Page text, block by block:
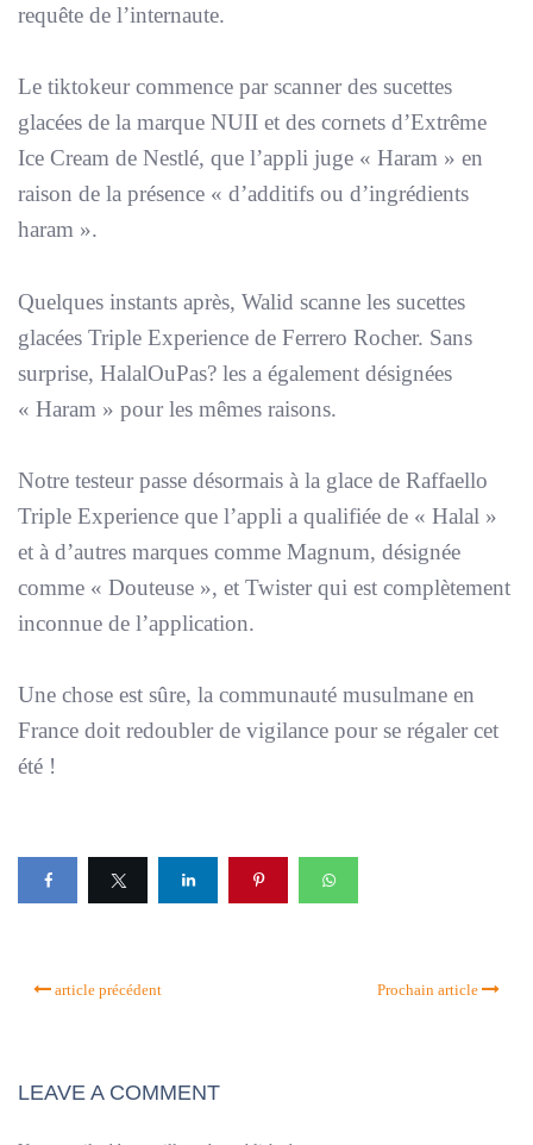
requête de l’internaute.
Le tiktokeur commence par scanner des sucettes
glacées de la marque NUII et des cornets d’Extrême
Ice Cream de Nestlé, que l’appli juge « Haram » en
raison de la présence « d’additifs ou d’ingrédients
haram ».
Quelques instants après, Walid scanne les sucettes
glacées Triple Experience de Ferrero Rocher. Sans
surprise, HalalOuPas? les a également désignées
« Haram » pour les mêmes raisons.
Notre testeur passe désormais à la glace de Raffaello
Triple Experience que l’appli a qualifiée de « Halal »
et à d’autres marques comme Magnum, désignée
comme « Douteuse », et Twister qui est complètement
inconnue de l’application.
Une chose est sûre, la communauté musulmane en
France doit redoubler de vigilance pour se régaler cet
été !
article précédent Prochain article
LEAVE A COMMENT